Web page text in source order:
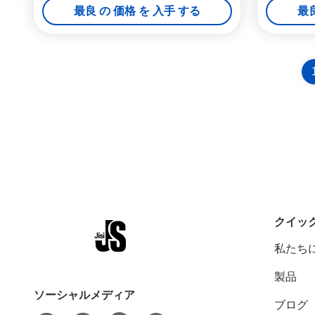
最良 の 価格 を 入手 する 最
ソーシャルメディア
クイッ
私たち
製品
ブログ